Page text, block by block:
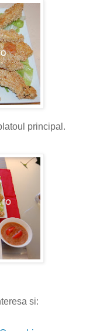
principal.
si: